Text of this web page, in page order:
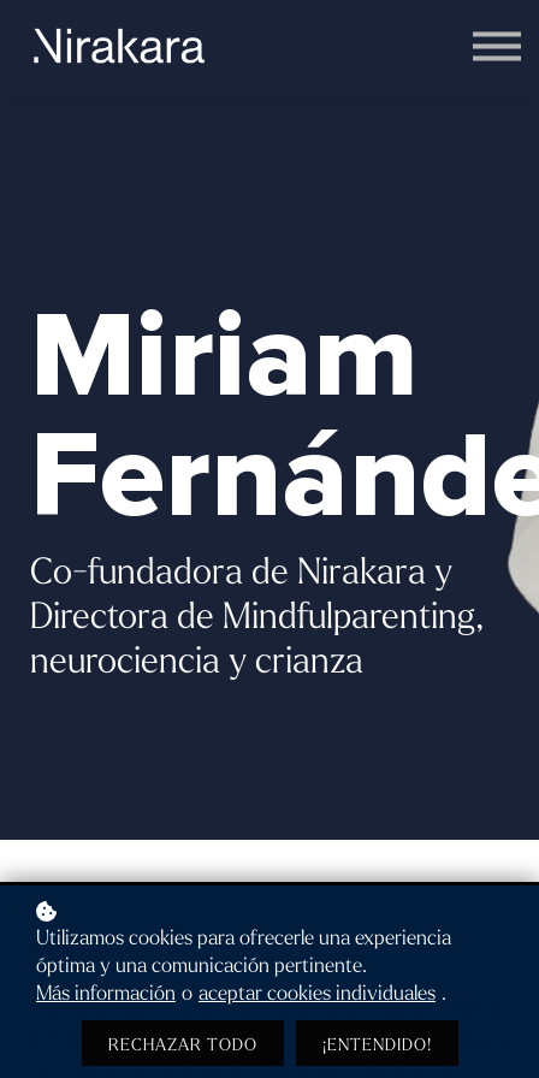
Miriam
Co-fundadora de Nirakara y
Directora de Mindfulparenting,
neurociencia y crianza
Acerca de
Con más de 15 años de experiencia en el sector
publicitario, en el año 2007, decide dar un giro a
Utilizamos cookies para ofrecerle una experiencia
óptima y una comunicación pertinente.
Más información o aceptar cookies individuales .
RECHAZAR TODO ¡ENTENDIDO!